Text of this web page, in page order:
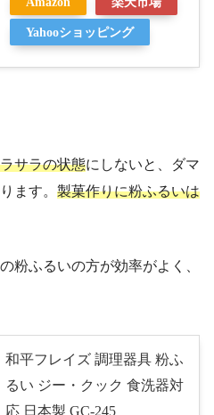
Yahooショッピング
サラの状態にしないと、ダマ
ます。 製菓作りに粉ふるいは
粉ふるいの方が効率がよく、
和平フレイズ 調理器具 粉ふ
るい ジー・クック 食洗器対
応 日本製 GC-245